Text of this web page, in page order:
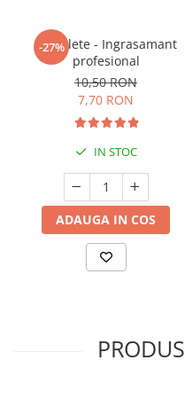
-27%
5 Tablete - Ingrasamant
profesional
10,50 RON
7,70 RON
IN STOC
ADAUGA IN COS